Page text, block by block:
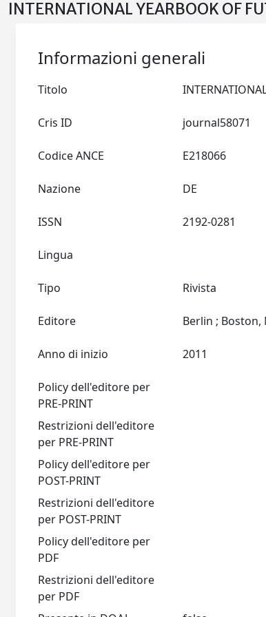
INTERNATIONAL YEARBOOK OF
Informazioni generali
Titolo
Cris ID
Codice ANCE
Nazione
ISSN
Lingua
Tipo Rivista
Editore
Anno di inizio
Policy dell'editore per
PRE-PRINT
Restrizioni dell'editore
per PRE-PRINT
Policy dell'editore per
POST-PRINT
Restrizioni dell'editore
per POST-PRINT
Policy dell'editore per
PDF
Restrizioni dell'editore
per PDF